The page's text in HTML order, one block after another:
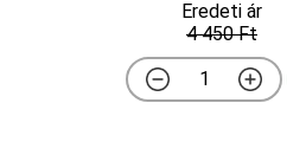
Eredeti ár
4 450 Ft